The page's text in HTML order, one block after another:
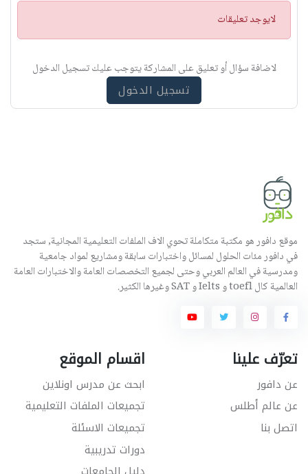
ت
ن
ي
لايوجد تعليقات
لاضافة سؤال أو تعليق على المشاركة يتوجب عليك تسجيل الدخول
تسجيل الدخول
موقع دافور هو مكتبة متكاملة تحوي الاف الملفات التعليمية المجانية, ستجد
في دافور مئات الحلول لمسائل واختبارات سابقة ومشاريع لمواد جامعية
ومدرسية في العالم العربي وحتى لجميع التخصصات العامة والاختبارات العامة
العالمية كال toefl و Ielts و SAT وغيرها الكثير.
تعرّف علينا
عن دافور
عن عالم أطلس
اتصل بنا
اقسام الموقع
ابحث عن مدرس اونلاين
تجميعات الملفات التعليمية
تجميعات الاسئلة
دورات تدريبية